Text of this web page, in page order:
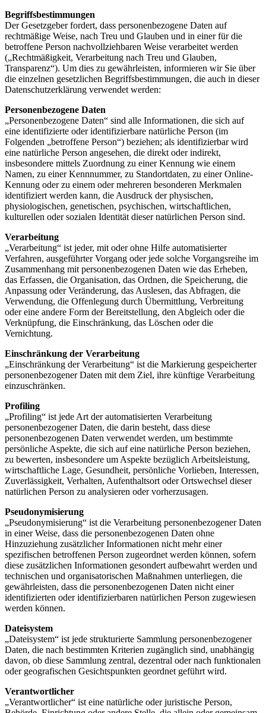
Begriffsbestimmungen
Der Gesetzgeber fordert, dass personenbezogene Daten auf
rechtmäßige Weise, nach Treu und Glauben und in einer für die
betroffene Person nachvollziehbaren Weise verarbeitet werden
(„Rechtmäßigkeit, Verarbeitung nach Treu und Glauben,
Transparenz“). Um dies zu gewährleisten, informieren wir Sie über
die einzelnen gesetzlichen Begriffsbestimmungen, die auch in dieser
Datenschutzerklärung verwendet werden:
Personenbezogene Daten
„Personenbezogene Daten“ sind alle Informationen, die sich auf
eine identifizierte oder identifizierbare natürliche Person (im
Folgenden „betroffene Person“) beziehen; als identifizierbar wird
eine natürliche Person angesehen, die direkt oder indirekt,
insbesondere mittels Zuordnung zu einer Kennung wie einem
Namen, zu einer Kennnummer, zu Standortdaten, zu einer Online-
Kennung oder zu einem oder mehreren besonderen Merkmalen
identifiziert werden kann, die Ausdruck der physischen,
physiologischen, genetischen, psychischen, wirtschaftlichen,
kulturellen oder sozialen Identität dieser natürlichen Person sind.
Verarbeitung
„Verarbeitung“ ist jeder, mit oder ohne Hilfe automatisierter
Verfahren, ausgeführter Vorgang oder jede solche Vorgangsreihe im
Zusammenhang mit personenbezogenen Daten wie das Erheben,
das Erfassen, die Organisation, das Ordnen, die Speicherung, die
Anpassung oder Veränderung, das Auslesen, das Abfragen, die
Verwendung, die Offenlegung durch Übermittlung, Verbreitung
oder eine andere Form der Bereitstellung, den Abgleich oder die
Verknüpfung, die Einschränkung, das Löschen oder die
Vernichtung.
Einschränkung der Verarbeitung
„Einschränkung der Verarbeitung“ ist die Markierung gespeicherter
personenbezogener Daten mit dem Ziel, ihre künftige Verarbeitung
einzuschränken.
Profiling
„Profiling“ ist jede Art der automatisierten Verarbeitung
personenbezogener Daten, die darin besteht, dass diese
personenbezogenen Daten verwendet werden, um bestimmte
persönliche Aspekte, die sich auf eine natürliche Person beziehen,
zu bewerten, insbesondere um Aspekte bezüglich Arbeitsleistung,
wirtschaftliche Lage, Gesundheit, persönliche Vorlieben, Interessen,
Zuverlässigkeit, Verhalten, Aufenthaltsort oder Ortswechsel dieser
natürlichen Person zu analysieren oder vorherzusagen.
Pseudonymisierung
„Pseudonymisierung“ ist die Verarbeitung personenbezogener Daten
in einer Weise, dass die personenbezogenen Daten ohne
Hinzuziehung zusätzlicher Informationen nicht mehr einer
spezifischen betroffenen Person zugeordnet werden können, sofern
diese zusätzlichen Informationen gesondert aufbewahrt werden und
technischen und organisatorischen Maßnahmen unterliegen, die
gewährleisten, dass die personenbezogenen Daten nicht einer
identifizierten oder identifizierbaren natürlichen Person zugewiesen
werden können.
Dateisystem
„Dateisystem“ ist jede strukturierte Sammlung personenbezogener
Daten, die nach bestimmten Kriterien zugänglich sind, unabhängig
davon, ob diese Sammlung zentral, dezentral oder nach funktionalen
oder geografischen Gesichtspunkten geordnet geführt wird.
Verantwortlicher
„Verantwortlicher“ ist eine natürliche oder juristische Person,